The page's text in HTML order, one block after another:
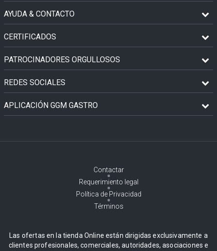
AYUDA & CONTACTO
CERTIFICADOS
PATROCINADORES ORGULLOSOS
REDES SOCIALES
APLICACIÓN GGM GASTRO
Contactar
Requerimiento legal
Política de Privacidad
Términos
Las ofertas en la tienda Online están dirigidas exclusivamente a
clientes profesionales, comerciales, autoridades, asociaciones e